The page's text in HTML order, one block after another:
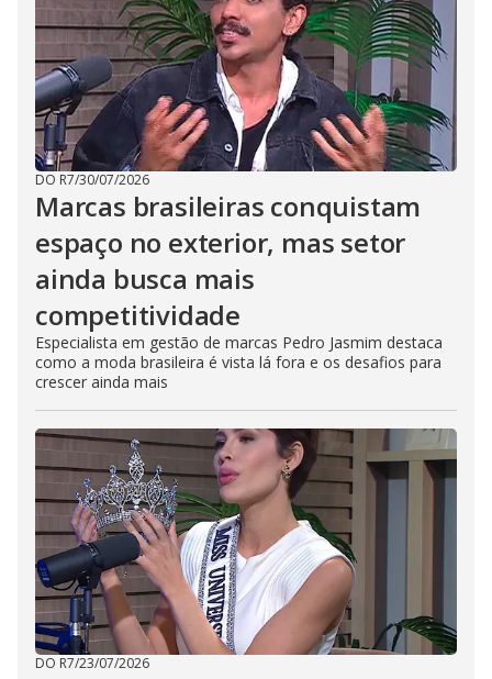
DO R7/30/07/2026
Marcas brasileiras conquistam
espaço no exterior, mas setor
ainda busca mais
competitividade
Especialista em gestão de marcas Pedro Jasmim destaca
como a moda brasileira é vista lá fora e os desafios para
crescer ainda mais
DO R7/23/07/2026